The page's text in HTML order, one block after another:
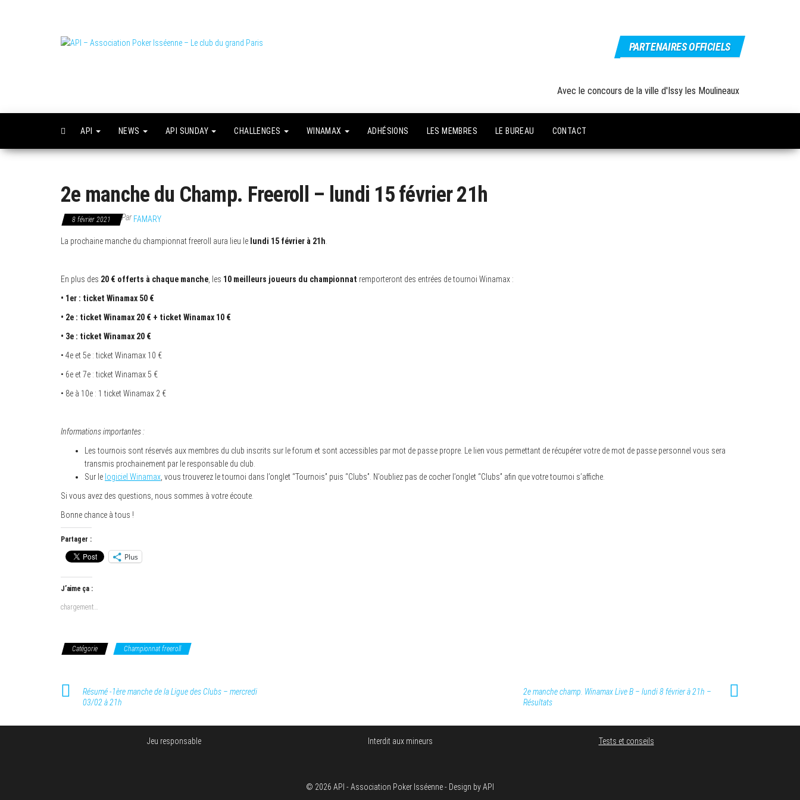
grand Paris
PARTENAIRES OFFICIELS
Avec le concours de la ville d'Issy les Moulineaux
API NEWS API SUNDAY CHALLENGES WINAMAX ADHÉSIONS LES MEMBRES LE BUREAU CONTACT
2e manche du Champ. Freeroll – lundi 15 février 21h
8 février 2021 ParFAMARY
La prochaine manche du championnat freeroll aura lieu le lundi 15 février à 21h.
En plus des 20 € offerts à chaque manche, les 10 meilleurs joueurs du championnat remporteront des entrées de tournoi Winamax :
• 1er : ticket Winamax 50 €
• 2e : ticket Winamax 20 € + ticket Winamax 10 €
• 3e : ticket Winamax 20 €
• 4e et 5e : ticket Winamax 10 €
• 6e et 7e : ticket Winamax 5 €
• 8e à 10e : 1 ticket Winamax 2 €
Informations importantes :
Les tournois sont réservés aux membres du club inscrits sur le forum et sont accessibles par mot de passe propre. Le lien vous permettant de récupérer votre de mot de passe personnel vous sera
transmis prochainement par le responsable du club.
Sur le logiciel Winamax, vous trouverez le tournoi dans l’onglet “Tournois” puis “Clubs”. N’oubliez pas de cocher l’onglet “Clubs” afin que votre tournoi s’affiche.
Si vous avez des questions, nous sommes à votre écoute.
Bonne chance à tous !
Partager :
Plus
J’aime ça :
chargement…
Catégorie Championnat freeroll
Résumé -1ère manche de la Ligue des Clubs – mercredi
03/02 à 21h
2e manche champ. Winamax Live B – lundi 8 février à 21h –
Résultats
Jeu responsable Interdit aux mineurs Tests et conseils
© 2026 API - Association Poker Isséenne - Design by API